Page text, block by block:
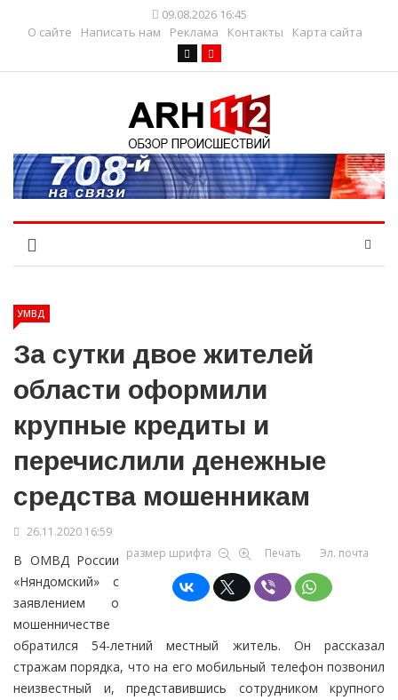
09.08.2026 16:45
О сайте
Написать нам Реклама Контакты Карта сайта
УМВД
За сутки двое жителей
области оформили
крупные кредиты и
перечислили денежные
средства мошенникам
26.11.2020 16:59
размер шрифта
Печать Эл. почта
В ОМВД России
«Няндомский» с
заявлением о
мошенничестве
обратился 54-летний местный житель. Он рассказал
стражам порядка, что на его мобильный телефон позвонил
неизвестный и, представившись сотрудником крупного